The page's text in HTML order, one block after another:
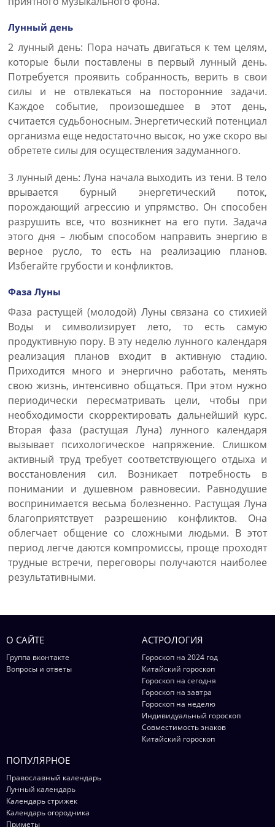
Лунный день
2 лунный день: Пора начать двигаться к тем целям,
которые были поставлены в первый лунный день.
Потребуется проявить собранность, верить в свои
силы и не отвлекаться на посторонние задачи.
Каждое событие, произошедшее в этот день,
считается судьбоносным. Энергетический потенциал
организма еще недостаточно высок, но уже скоро вы
обретете силы для осуществления задуманного.
3 лунный день: Луна начала выходить из тени. В тело
врывается бурный энергетический поток,
порождающий агрессию и упрямство. Он способен
разрушить все, что возникнет на его пути. Задача
этого дня – любым способом направить энергию в
верное русло, то есть на реализацию планов.
Избегайте грубости и конфликтов.
Фаза Луны
Фаза растущей (молодой) Луны связана со стихией
Воды и символизирует лето, то есть самую
продуктивную пору. В эту неделю лунного календаря
реализация планов входит в активную стадию.
Приходится много и энергично работать, менять
свою жизнь, интенсивно общаться. При этом нужно
периодически пересматривать цели, чтобы при
необходимости скорректировать дальнейший курс.
Вторая фаза (растущая Луна) лунного календаря
вызывает психологическое напряжение. Слишком
активный труд требует соответствующего отдыха и
восстановления сил. Возникает потребность в
понимании и душевном равновесии. Равнодушие
воспринимается весьма болезненно. Растущая Луна
благоприятствует разрешению конфликтов. Она
облегчает общение со сложными людьми. В этот
период легче даются компромиссы, проще проходят
трудные встречи, переговоры получаются наиболее
результативными.
О САЙТЕ
Группа вконтакте
Вопросы и ответы
АСТРОЛОГИЯ
Гороскоп на 2024 год
Китайский гороскоп
Гороскоп на сегодня
Гороскоп на завтра
Гороскоп на неделю
Индивидуальный гороскоп
Совместимость знаков
Китайский гороскоп
ПОПУЛЯРНОЕ
Православный календарь
Лунный календарь
Календарь стрижек
Календарь огородника
Приметы